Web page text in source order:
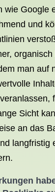
wie Google
und
man auf
Sicht
an das
langfristig